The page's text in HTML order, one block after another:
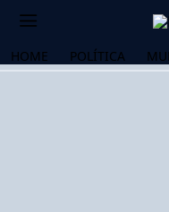
HOME POLÍTICA